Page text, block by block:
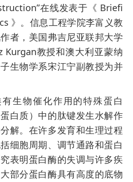
在线发表于《 Briefi
》。信息工程学院李富义教
者，美国弗吉尼亚联邦大学
Kurgan教授和澳大利亚蒙纳
生物学系宋江宁副教授为并
生物催化作用的特殊蛋白
白质）中的肽键发生水解作
解。在许多发育和生理过程
细胞周期、调节通路和蛋白
表明蛋白酶的失调与许多疾
部分蛋白酶具有高度的底物